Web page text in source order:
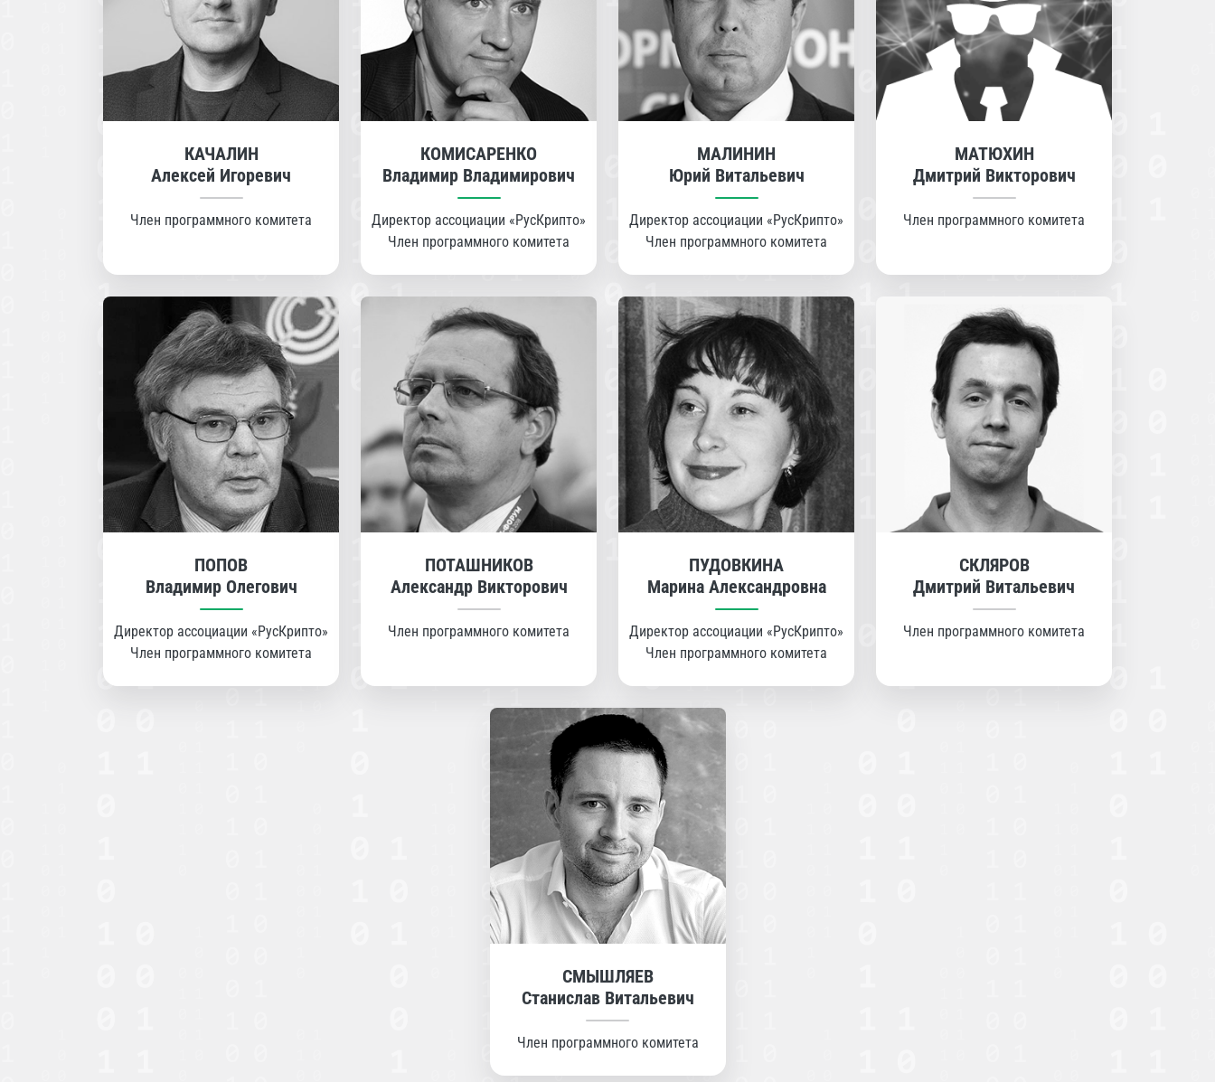
КАЧАЛИН
Алексей Игоревич
Член программного комитета
КОМИСАРЕНКО
Владимир Владимирович
Директор ассоциации «РусКрипто»
Член программного комитета
МАЛИНИН
Юрий Витальевич
Директор ассоциации «РусКрипто»
Член программного комитета
МАТЮХИН
Дмитрий Викторович
Член программного комитета
ПОПОВ
Владимир Олегович
Директор ассоциации «РусКрипто»
Член программного комитета
ПОТАШНИКОВ
Александр Викторович
Член программного комитета
ПУДОВКИНА
Марина Александровна
Директор ассоциации «РусКрипто»
Член программного комитета
СКЛЯРОВ
Дмитрий Витальевич
Член программного комитета
СМЫШЛЯЕВ
Станислав Витальевич
Член программного комитета